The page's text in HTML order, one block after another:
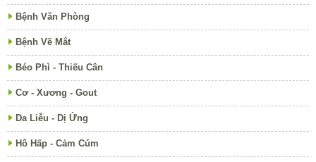
Bệnh Văn Phòng
Bệnh Về Mắt
Béo Phì - Thiếu Cân
Cơ - Xương - Gout
Da Liễu - Dị Ứng
Hô Hấp - Cảm Cúm